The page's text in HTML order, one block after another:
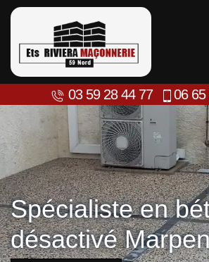
03 59 28 44 77 06 65
Spécialiste en
désactivé